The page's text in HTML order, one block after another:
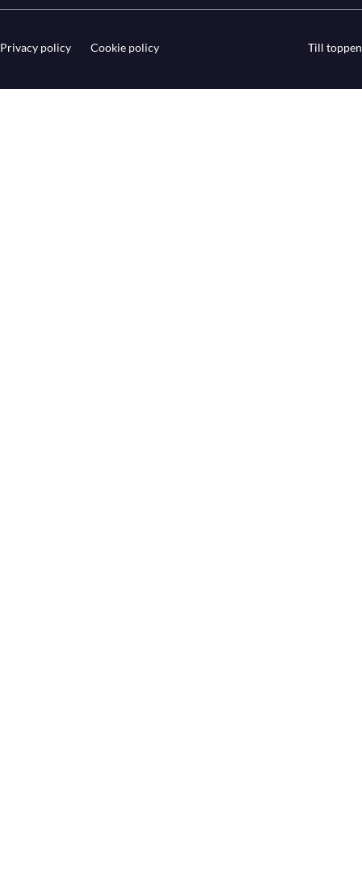
Privacy policy Cookie policy Till toppen